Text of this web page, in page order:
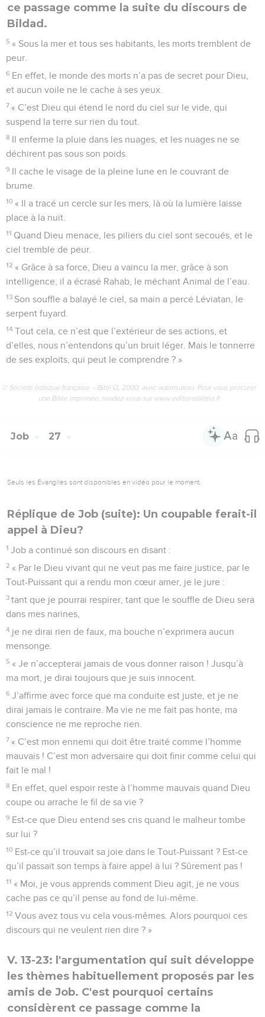
ce passage comme la suite du discours de
Bildad.
5 « Sous la mer et tous ses habitants, les morts tremblent de
peur.
6 En effet, le monde des morts n’a pas de secret pour Dieu,
et aucun voile ne le cache à ses yeux.
7 « C’est Dieu qui étend le nord du ciel sur le vide, qui
suspend la terre sur rien du tout.
8 Il enferme la pluie dans les nuages, et les nuages ne se
déchirent pas sous son poids.
9 Il cache le visage de la pleine lune en le couvrant de
brume.
10 « Il a tracé un cercle sur les mers, là où la lumière laisse
place à la nuit.
11 Quand Dieu menace, les piliers du ciel sont secoués, et le
ciel tremble de peur.
12 « Grâce à sa force, Dieu a vaincu la mer, grâce à son
intelligence, il a écrasé Rahab, le méchant Animal de l’eau.
13 Son souffle a balayé le ciel, sa main a percé Léviatan, le
serpent fuyard.
14 Tout cela, ce n’est que l’extérieur de ses actions, et
d’elles, nous n’entendons qu’un bruit léger. Mais le tonnerre
de ses exploits, qui peut le comprendre ? »
© Société biblique française – Bibli’O, 2000, avec autorisation. Pour vous procurer
une Bible imprimée, rendez-vous sur www.editionsbiblio.fr
Job 27
Seuls les Évangiles sont disponibles en vidéo pour le moment.
Réplique de Job (suite): Un coupable ferait-il
appel à Dieu?
1 Job a continué son discours en disant :
2 « Par le Dieu vivant qui ne veut pas me faire justice, par le
Tout-Puissant qui a rendu mon cœur amer, je le jure :
3 tant que je pourrai respirer, tant que le souffle de Dieu sera
dans mes narines,
4 je ne dirai rien de faux, ma bouche n’exprimera aucun
mensonge.
5 « Je n’accepterai jamais de vous donner raison ! Jusqu’à
ma mort, je dirai toujours que je suis innocent.
6 J’affirme avec force que ma conduite est juste, et je ne
dirai jamais le contraire. Ma vie ne me fait pas honte, ma
conscience ne me reproche rien.
7 « C’est mon ennemi qui doit être traité comme l’homme
mauvais ! C’est mon adversaire qui doit finir comme celui qui
fait le mal !
8 En effet, quel espoir reste à l’homme mauvais quand Dieu
coupe ou arrache le fil de sa vie ?
9 Est-ce que Dieu entend ses cris quand le malheur tombe
sur lui ?
10 Est-ce qu’il trouvait sa joie dans le Tout-Puissant ? Est-ce
qu’il passait son temps à faire appel à lui ? Sûrement pas !
11 « Moi, je vous apprends comment Dieu agit, je ne vous
cache pas ce qu’il pense au fond de lui-même.
12 Vous avez tous vu cela vous-mêmes. Alors pourquoi ces
discours qui ne veulent rien dire ? »
V. 13-23: l'argumentation qui suit développe
les thèmes habituellement proposés par les
amis de Job. C'est pourquoi certains
considèrent ce passage comme la